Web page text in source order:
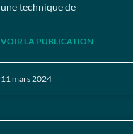
une technique de
VOIR LA PUBLICATION
11 mars 2024